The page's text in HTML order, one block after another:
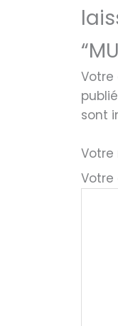
sont
Votre
Votre